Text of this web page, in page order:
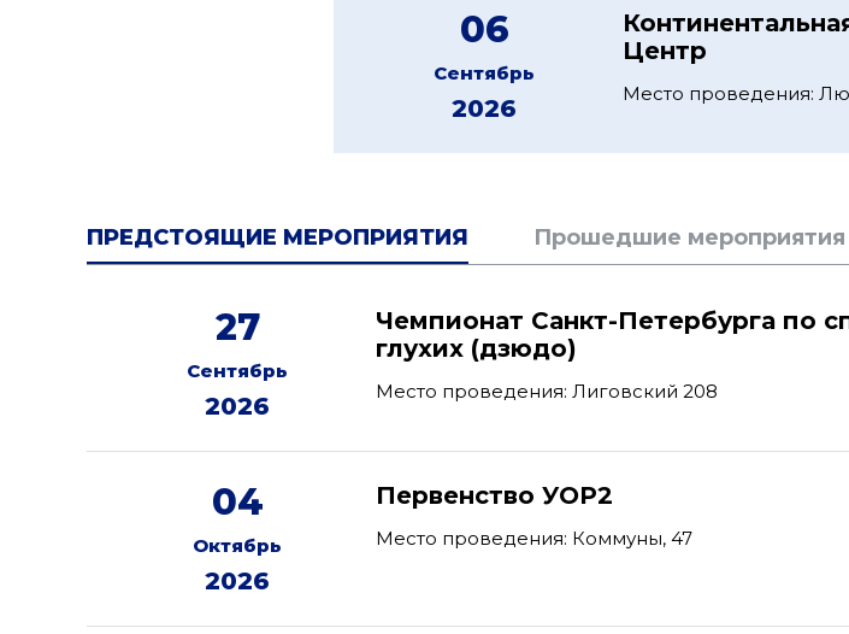
06
Сентябрь
2026
Центр
Место проведения:
ПРЕДСТОЯЩИЕ МЕРОПРИЯТИЯ Прошедшие мероприятия
27
Сентябрь
2026
Чемпионат Санкт-Петербурга по
глухих (дзюдо)
Место проведения: Лиговский 208
04
Октябрь
2026
Первенство УОР2
Место проведения: Коммуны, 47